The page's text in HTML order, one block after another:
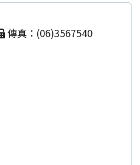
傳真：(06)3567540